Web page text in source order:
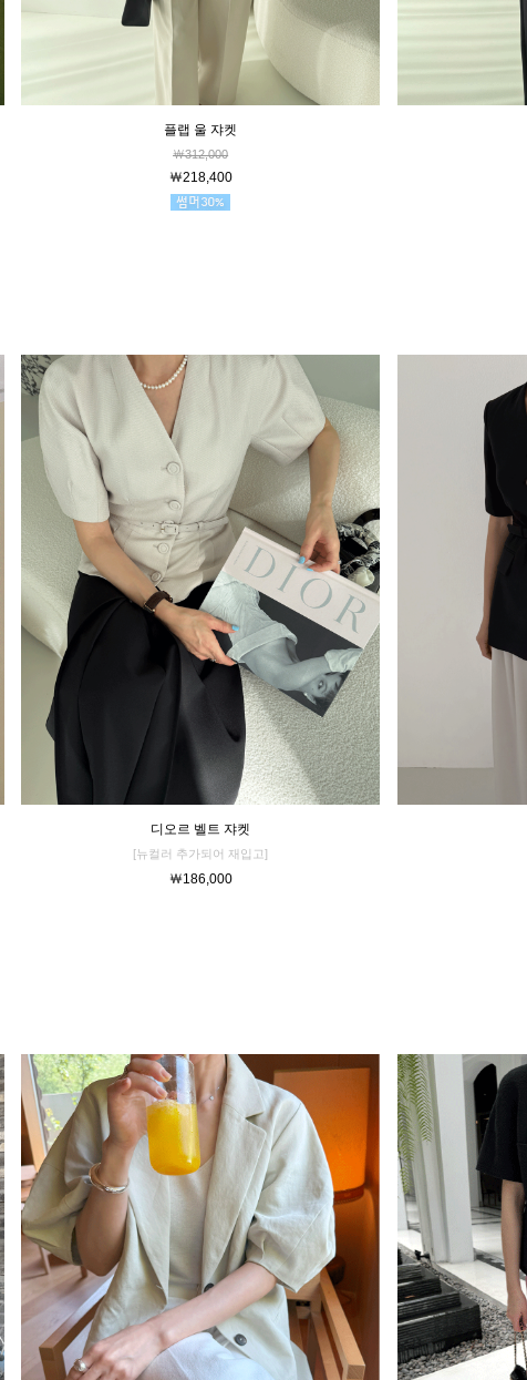
플랩 울 쟈켓
￦312,000
￦218,400
디오르 벨트 쟈켓
[뉴컬러 추가되어 재입고]
￦186,000